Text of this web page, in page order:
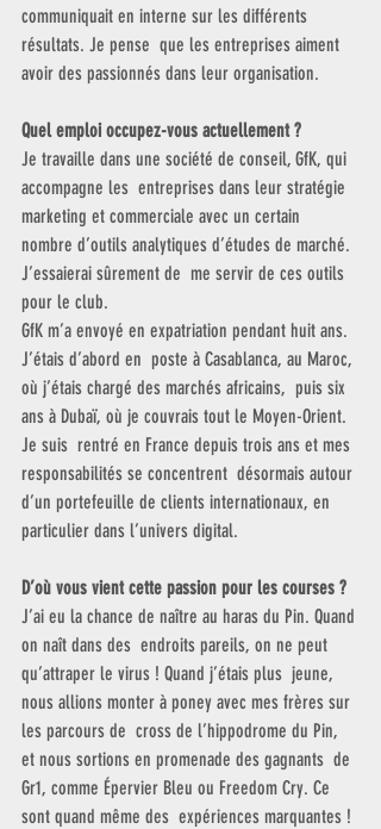
communiquait en interne sur les différents
résultats. Je pense  que les entreprises aiment
avoir des passionnés dans leur organisation.
Quel emploi occupez-vous actuellement ?
Je travaille dans une société de conseil, GfK, qui
accompagne les  entreprises dans leur stratégie
marketing et commerciale avec un certain
nombre d’outils analytiques d’études de marché.
J’essaierai sûrement de  me servir de ces outils
pour le club.
GfK m’a envoyé en expatriation pendant huit ans.
J’étais d’abord en  poste à Casablanca, au Maroc,
où j’étais chargé des marchés africains,  puis six
ans à Dubaï, où je couvrais tout le Moyen-Orient.
Je suis  rentré en France depuis trois ans et mes
responsabilités se concentrent  désormais autour
d’un portefeuille de clients internationaux, en
particulier dans l’univers digital.
D’où vous vient cette passion pour les courses ?
J’ai eu la chance de naître au haras du Pin. Quand
on naît dans des  endroits pareils, on ne peut
qu’attraper le virus ! Quand j’étais plus  jeune,
nous allions monter à poney avec mes frères sur
les parcours de  cross de l’hippodrome du Pin,
et nous sortions en promenade des gagnants  de
Gr1, comme Épervier Bleu ou Freedom Cry. Ce
sont quand même des  expériences marquantes !